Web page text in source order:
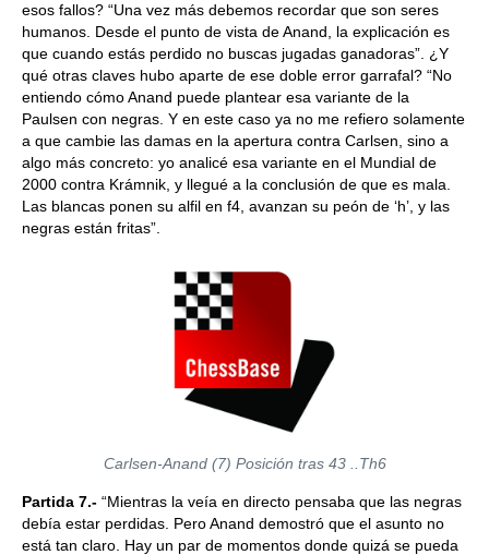
esos fallos? “Una vez más debemos recordar que son seres
humanos. Desde el punto de vista de Anand, la explicación es
que cuando estás perdido no buscas jugadas ganadoras”. ¿Y
qué otras claves hubo aparte de ese doble error garrafal? “No
entiendo cómo Anand puede plantear esa variante de la
Paulsen con negras. Y en este caso ya no me refiero solamente
a que cambie las damas en la apertura contra Carlsen, sino a
algo más concreto: yo analicé esa variante en el Mundial de
2000 contra Krámnik, y llegué a la conclusión de que es mala.
Las blancas ponen su alfil en f4, avanzan su peón de ‘h’, y las
negras están fritas”.
Carlsen-Anand (7) Posición tras 43 ..Th6
Partida 7.- “Mientras la veía en directo pensaba que las negras
debía estar perdidas. Pero Anand demostró que el asunto no
está tan claro. Hay un par de momentos donde quizá se pueda